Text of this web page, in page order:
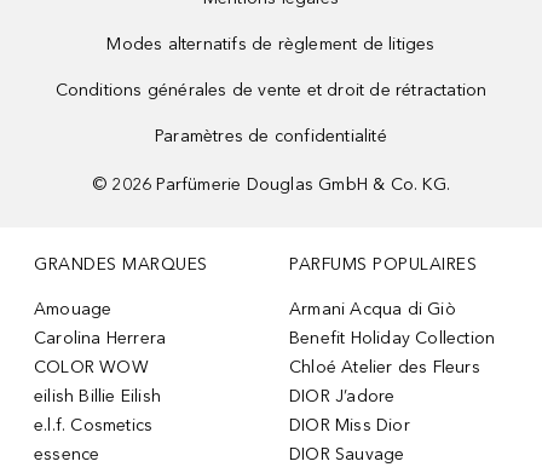
Modes alternatifs de règlement de litiges
Conditions générales de vente et droit de rétractation
Paramètres de confidentialité
© 2026 Parfümerie Douglas GmbH & Co. KG.
GRANDES MARQUES
Amouage
Carolina Herrera
COLOR WOW
eilish Billie Eilish
e.l.f. Cosmetics
essence
PARFUMS POPULAIRES
Armani Acqua di Giò
Benefit Holiday Collection
Chloé Atelier des Fleurs
DIOR J’adore
DIOR Miss Dior
DIOR Sauvage